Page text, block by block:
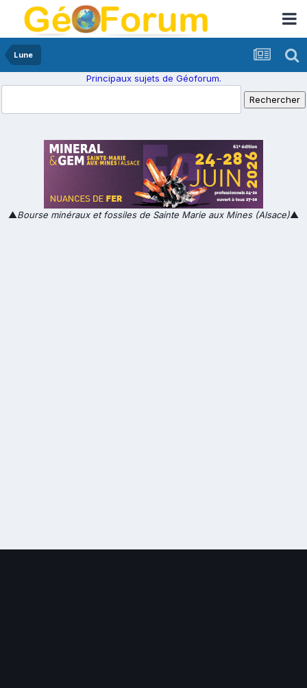
Lune
Principaux sujets de Géoforum.
▲Bourse minéraux et fossiles de Sainte Marie aux Mines (Alsace)▲